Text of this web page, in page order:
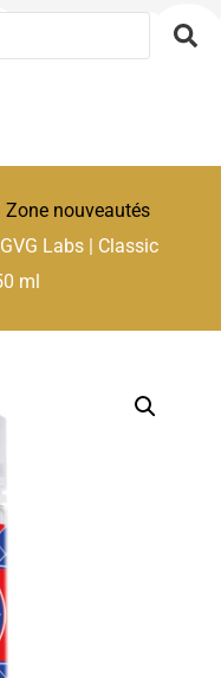
Zone nouveautés
Labs | Classic
ml